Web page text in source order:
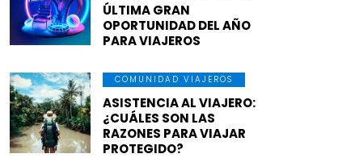
ÚLTIMA GRAN
OPORTUNIDAD DEL AÑO
PARA VIAJEROS
COMUNIDAD VIAJEROS
ASISTENCIA AL VIAJERO:
¿CUÁLES SON LAS
RAZONES PARA VIAJAR
PROTEGIDO?